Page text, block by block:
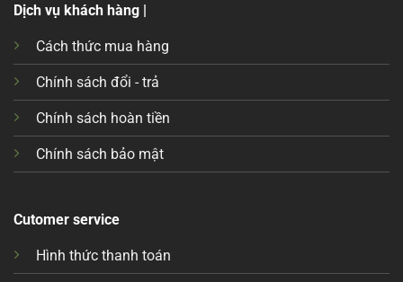
Dịch vụ khách hàng |
Cách thức mua hàng
Chính sách đổi - trả
Chính sách hoàn tiền
Chính sách bảo mật
Cutomer service
Hình thức thanh toán